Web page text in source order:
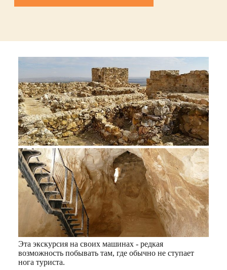
Эта экскурсия на своих машинах - редкая
возможность побывать там, где обычно не ступает
нога туриста.